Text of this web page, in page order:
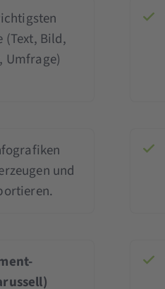
(Text, Bild,
Umfrage)
und